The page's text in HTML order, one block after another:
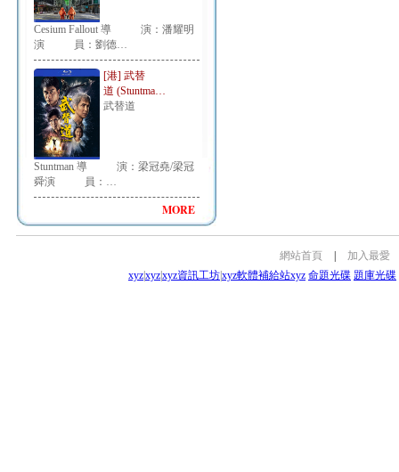
Cesium Fallout 導 演：潘耀明
演 員：劉德…
[港] 武替
道 (Stuntma…
武替道
Stuntman 導 演：梁冠堯/梁冠
舜演 員：…
MORE
網站首頁
加入最愛
xyzxyzxyz資訊工坊xyz軟體補給站xyz 命題光碟 題庫光碟